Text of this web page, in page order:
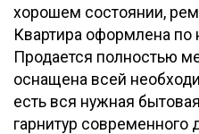
хорошем состоянии,
Квартира оформлена
Продается полностью
оснащена всей
есть вся нужная
гарнитур современного